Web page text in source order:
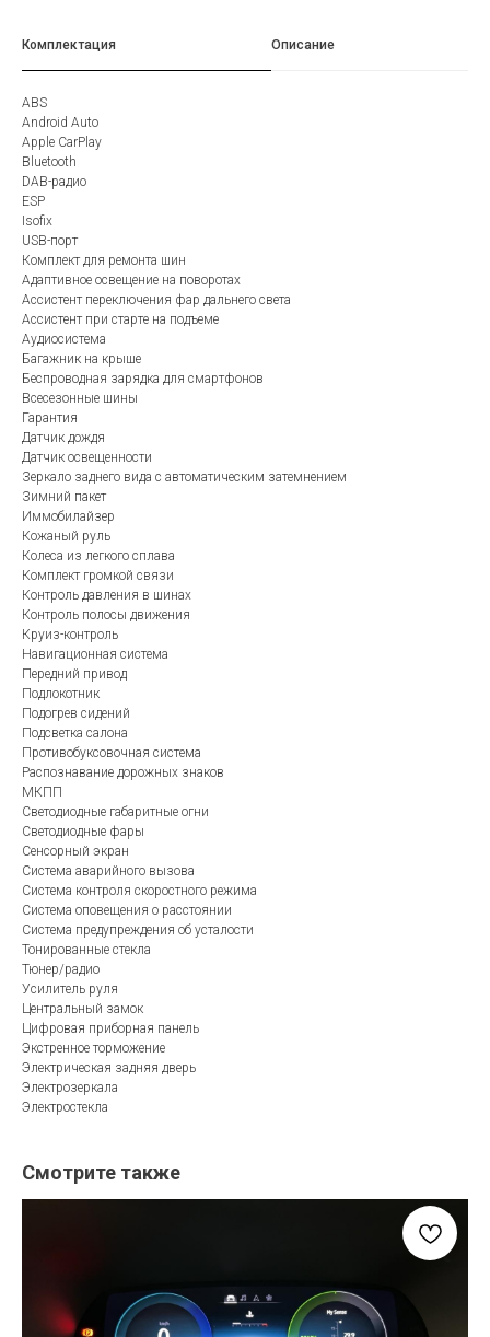
Комплектация Описание
ABS
Android Auto
Apple CarPlay
Bluetooth
DAB-радио
ESP
Isofix
USB-порт
Комплект для ремонта шин
Адаптивное освещение на поворотах
Ассистент переключения фар дальнего света
Ассистент при старте на подъеме
Аудиосистема
Багажник на крыше
Беспроводная зарядка для смартфонов
Всесезонные шины
Гарантия
Датчик дождя
Датчик освещенности
Зеркало заднего вида с автоматическим затемнением
Зимний пакет
Иммобилайзер
Кожаный руль
Колеса из легкого сплава
Комплект громкой связи
Контроль давления в шинах
Контроль полосы движения
Круиз-контроль
Навигационная система
Передний привод
Подлокотник
Подогрев сидений
Подсветка салона
Противобуксовочная система
Распознавание дорожных знаков
МКПП
Светодиодные габаритные огни
Светодиодные фары
Сенсорный экран
Система аварийного вызова
Система контроля скоростного режима
Система оповещения о расстоянии
Система предупреждения об усталости
Тонированные стекла
Тюнер/радио
Усилитель руля
Центральный замок
Цифровая приборная панель
Экстренное торможение
Электрическая задняя дверь
Электрозеркала
Электростекла
Смотрите также